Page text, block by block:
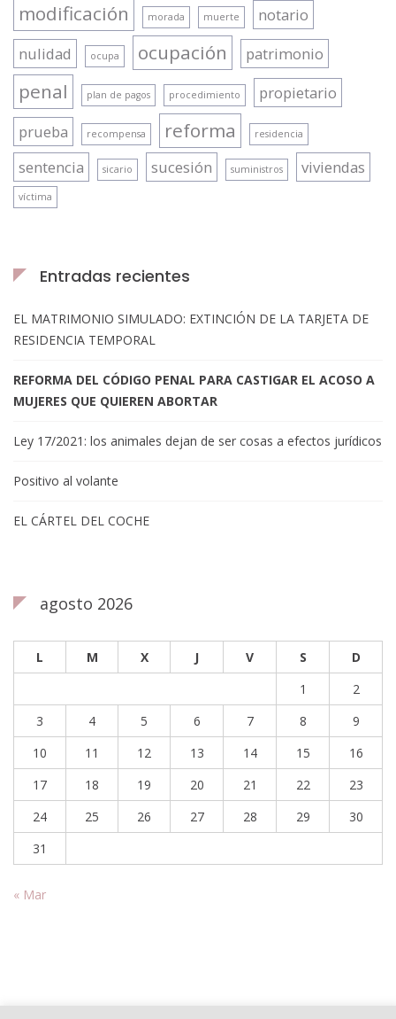
modificación morada muerte
notario
nulidad
ocupa ocupación patrimonio
penal plan de pagos procedimiento
propietario
prueba
recompensa reforma residencia
sentencia sicario sucesión suministros viviendas
víctima
Entradas recientes
EL MATRIMONIO SIMULADO: EXTINCIÓN DE LA TARJETA DE
RESIDENCIA TEMPORAL
REFORMA DEL CÓDIGO PENAL PARA CASTIGAR EL ACOSO A
MUJERES QUE QUIEREN ABORTAR
Ley 17/2021: los animales dejan de ser cosas a efectos jurídicos
Positivo al volante
EL CÁRTEL DEL COCHE
agosto 2026
L M X J V S
D
1
2
3
4 5 6 7 8
9
10
11 12 13 14 15
16
17
18 19 20 21 22
23
24
25 26 27 28 29
30
31
« Mar